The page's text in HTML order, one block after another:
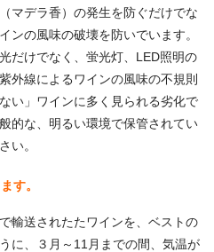
マデラ香）の発生を防ぐだけでな
ンの風味の破壊を防いでいます。
だけでなく、蛍光灯、LED照明の
外線によるワインの風味の不規則
い」ワインに多く見られる劣化で
的な、明るい環境で保管されてい
い。
す。
輸送されたたワインを、ベストの
に、３月～11月までの間、気温が